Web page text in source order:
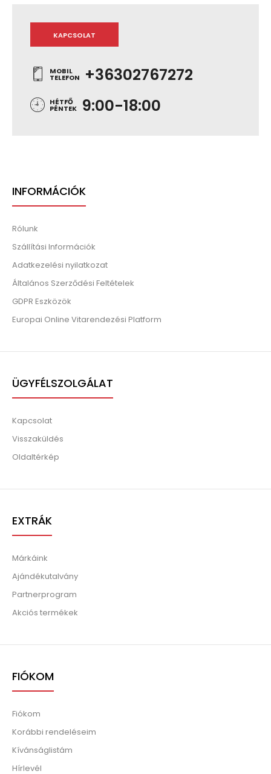
KAPCSOLAT
MOBIL
TELEFON +36302767272
HÉTFŐ
PÉNTEK 9:00-18:00
INFORMÁCIÓK
Rólunk
Szállítási Információk
Adatkezelési nyilatkozat
Általános Szerződési Feltételek
GDPR Eszközök
Europai Online Vitarendezési Platform
ÜGYFÉLSZOLGÁLAT
Kapcsolat
Visszaküldés
Oldaltérkép
EXTRÁK
Márkáink
Ajándékutalvány
Partnerprogram
Akciós termékek
FIÓKOM
Fiókom
Korábbi rendeléseim
Kívánságlistám
Hírlevél